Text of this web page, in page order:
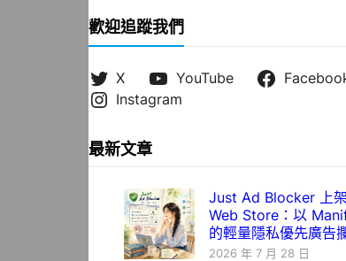
歡迎追蹤我們
X YouTube
Instagram
最新文章
Just Ad Blocker 上
Web Store：以
的輕量隱私優先廣告
2026 年 7 月 28 日